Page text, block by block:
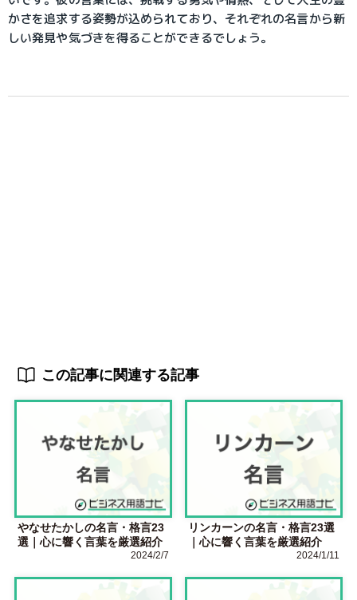
かさを追求する姿勢が込められており、それぞれの名言から新
しい発見や気づきを得ることができるでしょう。
この記事に関連する記事
やなせたかしの名言・格言23
選｜心に響く言葉を厳選紹介
2024/2/7
リンカーンの名言・格言23選
｜心に響く言葉を厳選紹介
2024/1/11